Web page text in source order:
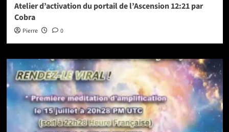
Atelier d’activation du portail de l’Ascension 12:21 par
Cobra
Pierre 0